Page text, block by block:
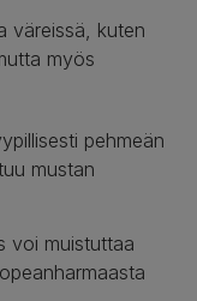
väreissä, kuten
myös
pehmeän
mustan
voi muistuttaa